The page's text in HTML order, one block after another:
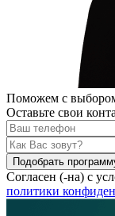
Поможем с
Оставьте свои
Подобрать
Согласен (-на) с
политики